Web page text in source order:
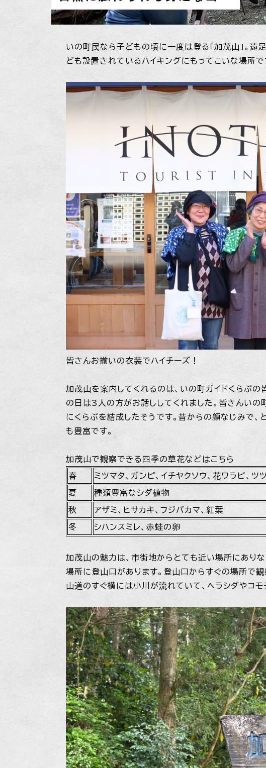
いの町民なら子どもの頃に一度は登る「加茂山」。
ども設置されているハイキングにもってこいな場所で
皆さんお揃いの衣装でハイチーズ！
加茂山を案内してくれるのは、いの町ガイドくらぶの
の日は3人の方がお話ししてくれました。皆さんい
にくらぶを結成したそうです。昔からの顔なじみで
も豊富です。
加茂山で観察できる四季の草花などはこちら
春 ミツマタ、ガンピ、イチヤクソウ、花ワラビ、ツ
夏 種類豊富なシダ植物
秋 アザミ、ヒサカキ、フジバカマ、紅葉
冬 シハンスミレ、赤蛙の卵
加茂山の魅力は、市街地からとても近い場所にあり
場所に登山口があります。登山口からすぐの場所で
山道のすぐ横には小川が流れていて、ヘラシダやコ